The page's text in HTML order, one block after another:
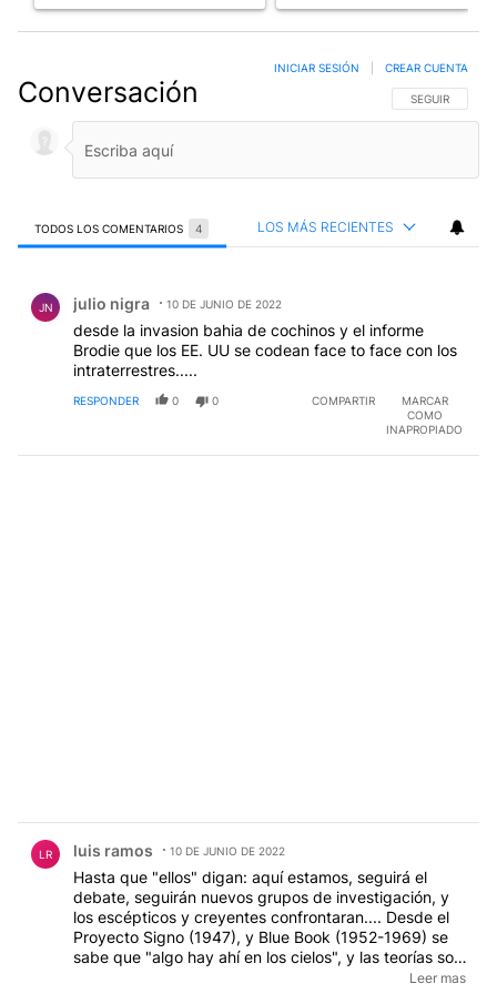
Conversación SIGA ESTA
SEGUIR
INICIAR SESIÓN CREAR CUENTA
TODOS LOS COMENTARIOS 4 LOS MÁS RECIENTES
JN julio nigra 10 DE JUNIO DE 2022
desde la invasion bahia de cochinos y el informe
Brodie que los EE. UU se codean face to face con los
intraterrestres.....
RESPONDER 0 0 COMPARTIR
MARCAR
COMO
INAPROPIADO
LR luis ramos 10 DE JUNIO DE 2022
Hasta que "ellos" digan: aquí estamos, seguirá el
debate, seguirán nuevos grupos de investigación, y
los escépticos y creyentes confrontaran.... Desde el
Proyecto Signo (1947), y Blue Book (1952-1969) se
sabe que "algo hay ahí en los cielos", y las teorías son
tantas..... Todavía hay muchas cosas que no sabemos
Leer mas